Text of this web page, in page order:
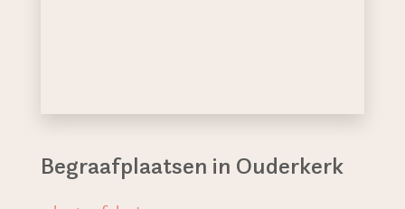
Begraafplaatsen in Ouderkerk